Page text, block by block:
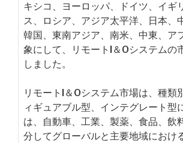
キシコ、ヨーロッパ、ドイツ、イギ
ス、ロシア、アジア太平洋、日本、
韓国、東南アジア、南米、中東、ア
象にして、リモートI＆Oシステムの
しました。
リモートI＆Oシステム市場は、種類
ィギュアブル型、インテグレート型
は、自動車、工業、製薬、食品、飲
分してグローバルと主要地域におけ